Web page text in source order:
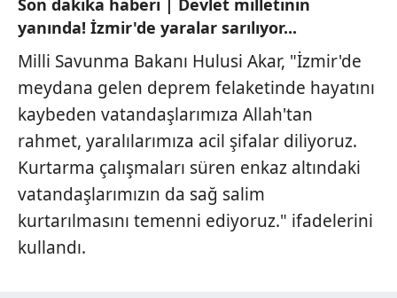
yanında! İzmir'de yaralar sarılıyor...
Milli Savunma Bakanı Hulusi Akar, "İzmir'de
meydana gelen deprem felaketinde hayatını
kaybeden vatandaşlarımıza Allah'tan
rahmet, yaralılarımıza acil şifalar diliyoruz.
Kurtarma çalışmaları süren enkaz altındaki
vatandaşlarımızın da sağ salim
kurtarılmasını temenni ediyoruz." ifadelerini
kullandı.